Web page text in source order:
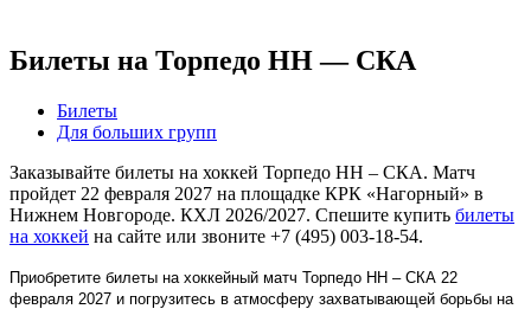
Билеты на Торпедо НН — СКА
Билеты
Для больших групп
Заказывайте билеты на хоккей Торпедо НН – СКА. Матч
пройдет 22 февраля 2027 на площадке КРК «Нагорный» в
Нижнем Новгороде. КХЛ 2026/2027. Спешите купить билеты
на хоккей на сайте или звоните +7 (495) 003-18-54.
Приобретите билеты на хоккейный матч Торпедо НН – СКА 22
февраля 2027 и погрузитесь в атмосферу захватывающей борьбы на